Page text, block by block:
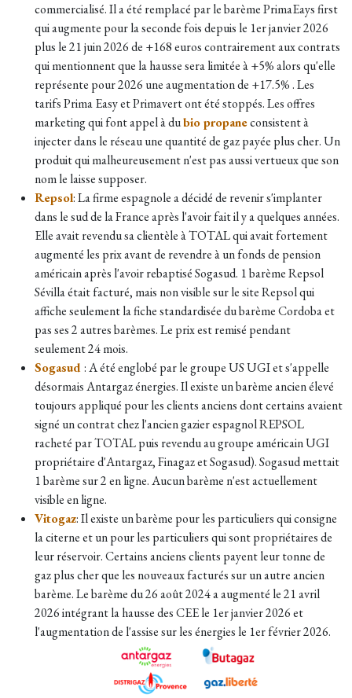
commercialisé. Il a été remplacé par le barème PrimaEays first
qui augmente pour la seconde fois depuis le 1er janvier 2026
plus le 21 juin 2026 de +168 euros contrairement aux contrats
qui mentionnent que la hausse sera limitée à +5% alors qu'elle
représente pour 2026 une augmentation de +17.5% . Les
tarifs Prima Easy et Primavert ont été stoppés. Les offres
marketing qui font appel à dubio propaneconsistent à
injecter dans le réseau une quantité de gaz payée plus cher. Un
produit qui malheureusement n'est pas aussi vertueux que son
nom le laisse supposer.
Repsol: La firme espagnole a décidé de revenir s'implanter
dans le sud de la France après l'avoir fait il y a quelques années.
Elle avait revendu sa clientèle à TOTAL qui avait fortement
augmenté les prix avant de revendre à un fonds de pension
américain après l'avoir rebaptisé Sogasud. 1 barème Repsol
Sévilla était facturé, mais non visible sur le site Repsol qui
affiche seulement la fiche standardisée du barème Cordoba et
pas ses 2 autres barèmes. Le prix est remisé pendant
seulement 24 mois.
Sogasud: A été englobé par le groupe US UGI et s'appelle
désormais Antargaz énergies. Il existe un barème ancien élevé
toujours appliqué pour les clients anciens dont certains avaient
signé un contrat chez l'ancien gazier espagnol REPSOL
racheté par TOTAL puis revendu au groupe américain UGI
propriétaire d'Antargaz, Finagaz et Sogasud). Sogasud mettait
1 barème sur 2 en ligne. Aucun barème n'est actuellement
visible en ligne.
Vitogaz: Il existe un barème pour les particuliers qui consigne
la citerne et un pour les particuliers qui sont propriétaires de
leur réservoir. Certains anciens clients payent leur tonne de
gaz plus cher que les nouveaux facturés sur un autre ancien
barème. Le barème du 26 août 2024 a augmenté le 21 avril
2026 intégrant la hausse des CEE le 1er janvier 2026 et
l'augmentation de l'assise sur les énergies le 1er février 2026.